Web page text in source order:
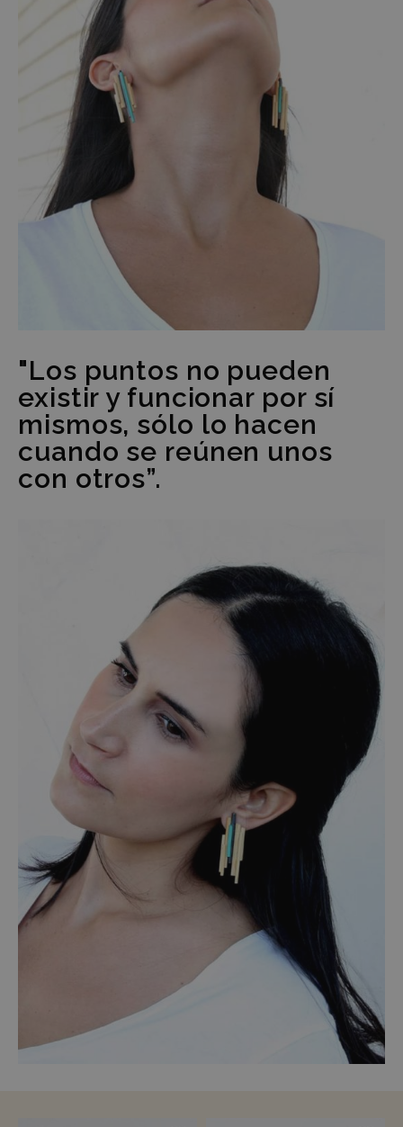
"Los puntos no pueden
existir y funcionar por sí
mismos, sólo lo hacen
cuando se reúnen unos
con otros”.